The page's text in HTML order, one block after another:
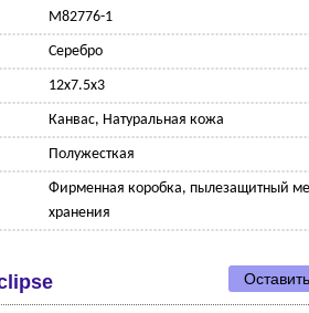
M82776-1
Серебро
12х7.5х3
Канвас, Натуральная кожа
Полужесткая
Фирменная коробка, пылезащитный
хранения